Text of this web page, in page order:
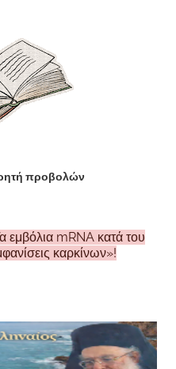
προβολών
mRNA κατά του
καρκίνων»!